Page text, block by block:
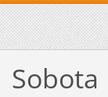
Sobota